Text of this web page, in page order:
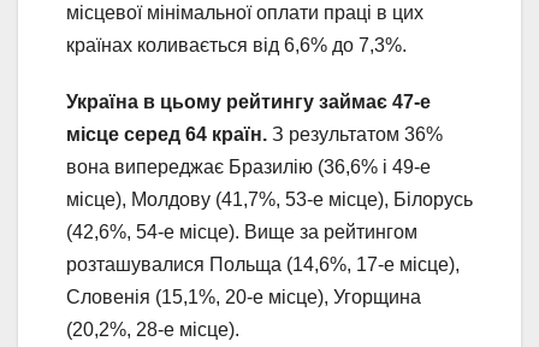
місцевої мінімальної оплати праці в цих
країнах коливається від 6,6% до 7,3%.
Україна в цьому рейтингу займає 47-е
місце серед 64 країн. З результатом 36%
вона випереджає Бразилію (36,6% і 49-е
місце), Молдову (41,7%, 53-е місце), Білорусь
(42,6%, 54-е місце). Вище за рейтингом
розташувалися Польща (14,6%, 17-е місце),
Словенія (15,1%, 20-е місце), Угорщина
(20,2%, 28-е місце).